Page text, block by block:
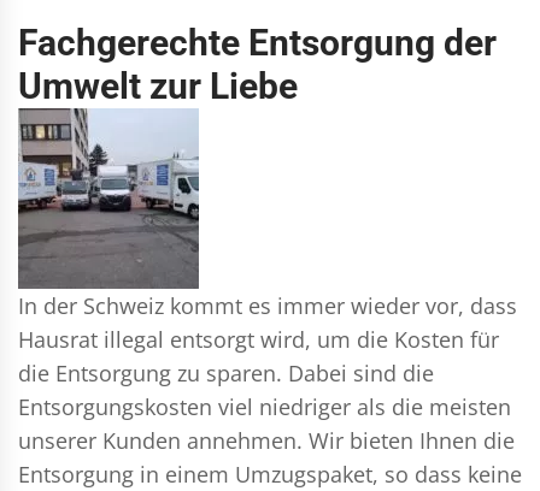
Fachgerechte Entsorgung der
Umwelt zur Liebe
In der Schweiz kommt es immer wieder vor, dass
Hausrat illegal entsorgt wird, um die Kosten für
die Entsorgung zu sparen. Dabei sind die
Entsorgungskosten viel niedriger als die meisten
unserer Kunden annehmen. Wir bieten Ihnen die
Entsorgung in einem Umzugspaket, so dass keine